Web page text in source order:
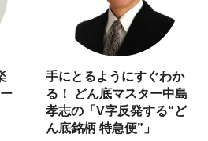
手にとるようにすぐわか
る！ どん底マスター中島
孝志の「V字反発する“ど
ん底銘柄 特急便”」